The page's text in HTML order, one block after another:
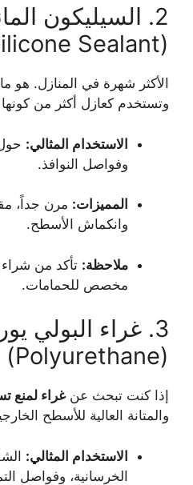
2. السيليكون
(Silicone Sealant)
الأكثر شهرة في المنازل. هو
وتستخدم كعازل أكثر من كونها
الاستخدام المثالي:
وفواصل النوافذ.
المميزات: مرن جداً،
وانكماش الأسطح.
ملاحظة:
مخصص للحمامات.
3. غراء البولي
(Polyurethane)
إذا كنت تبحث عنغراء لمنع
والمتانة العالية للأسطح
الاستخدام المثالي:
الخرسانية، وفواصل